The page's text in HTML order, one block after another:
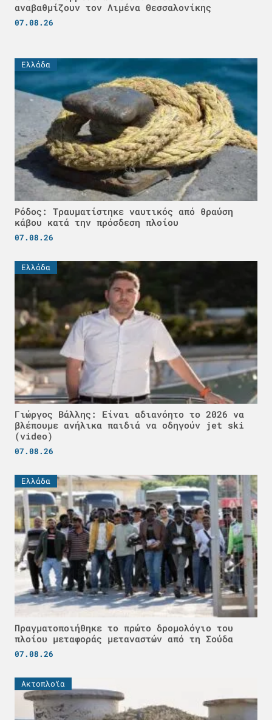
αναβαθμίζουν τον Λιμένα Θεσσαλονίκης
07.08.26
Ελλάδα
Ρόδος: Τραυματίστηκε ναυτικός από θραύση
κάβου κατά την πρόσδεση πλοίου
07.08.26
Ελλάδα
Γιώργος Βάλλης: Είναι αδιανόητο το 2026 να
βλέπουμε ανήλικα παιδιά να οδηγούν jet ski
(video)
07.08.26
Ελλάδα
Πραγματοποιήθηκε το πρώτο δρομολόγιο του
πλοίου μεταφοράς μεταναστών από τη Σούδα
07.08.26
Ακτοπλοϊα